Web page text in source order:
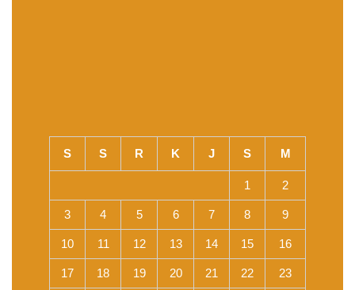
S S R K J S M
1 2
3 4 5 6 7 8 9
10 11 12 13 14 15 16
17 18 19 20 21 22 23